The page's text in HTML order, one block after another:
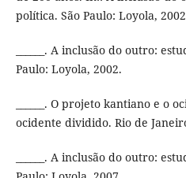
política. São Paulo: Loyola,
______. A inclusão do outro:
Paulo: Loyola, 2002.
______. O projeto kantiano e o
ocidente dividido. Rio de
______. A inclusão do outro: